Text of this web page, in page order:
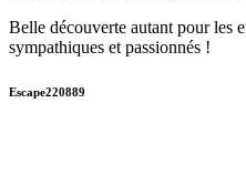
Belle découverte autant pour les
sympathiques et passionnés !
Escape220889